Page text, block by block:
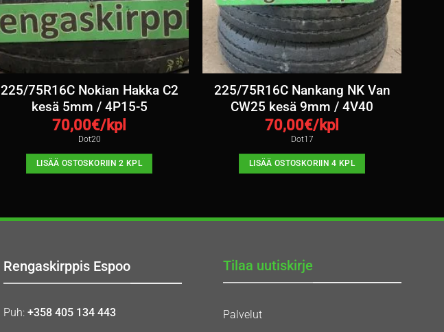
225/75R16C Nokian Hakka C2
kesä 5mm / 4P15-5
70,00€/kpl
Dot20
LISÄÄ OSTOSKORIIN 2 KPL
225/75R16C Nankang NK Van
CW25 kesä 9mm / 4V40
70,00€/kpl
Dot17
LISÄÄ OSTOSKORIIN 4 KPL
Rengaskirppis Espoo
Puh: +358 405 134 443
Tilaa uutiskirje
Palvelut